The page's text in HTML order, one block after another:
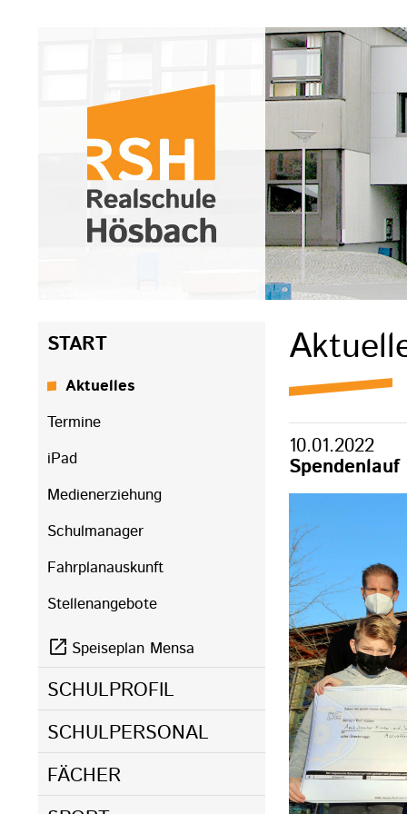
10.01.2022
Spendenlauf
Navigation
überspringen
START
Aktuelles
Termine
iPad
Medienerziehung
Schulmanager
Fahrplanauskunft
Stellenangebote
Speiseplan Mensa
SCHULPROFIL
SCHULPERSONAL
FÄCHER